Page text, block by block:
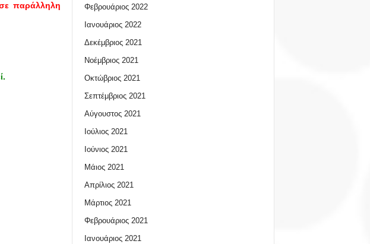
παράλληλη
Φεβρουάριος 2022
Ιανουάριος 2022
Δεκέμβριος 2021
Νοέμβριος 2021
Οκτώβριος 2021
Σεπτέμβριος 2021
Αύγουστος 2021
Ιούλιος 2021
Ιούνιος 2021
Μάιος 2021
Απρίλιος 2021
Μάρτιος 2021
Φεβρουάριος 2021
Ιανουάριος 2021